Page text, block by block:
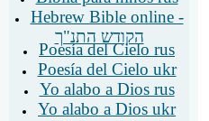
Hebrew Bible online -
הקודש התנ"ך
Poesía del Cielo rus
Poesía del Cielo ukr
Yo alabo a Dios rus
Yo alabo a Dios ukr